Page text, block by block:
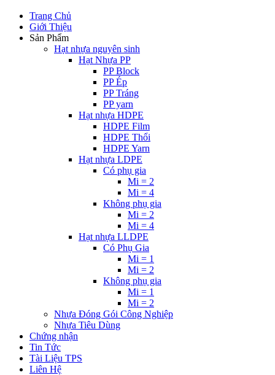
Trang Chủ
Giới Thiệu
Sản Phẩm
Hạt nhựa nguyên sinh
Hạt Nhựa PP
PP Block
PP Ép
PP Tráng
PP yarn
Hạt nhựa HDPE
HDPE Film
HDPE Thổi
HDPE Yarn
Hạt nhựa LDPE
Có phụ gia
Mi = 2
Mi = 4
Không phụ gia
Mi = 2
Mi = 4
Hạt nhựa LLDPE
Có Phụ Gia
Mi = 1
Mi = 2
Không phụ gia
Mi = 1
Mi = 2
Nhựa Đóng Gói Công Nghiệp
Nhựa Tiêu Dùng
Chứng nhận
Tin Tức
Tài Liệu TPS
Liên Hệ